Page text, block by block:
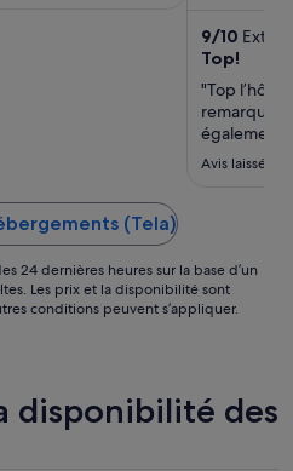
9/10
Top!
"Top
remarque :
également."
Avis laissé le
(Tela)
24 dernières heures sur la base d’un
Les prix et la disponibilité sont
conditions peuvent s’appliquer.
disponibilité des